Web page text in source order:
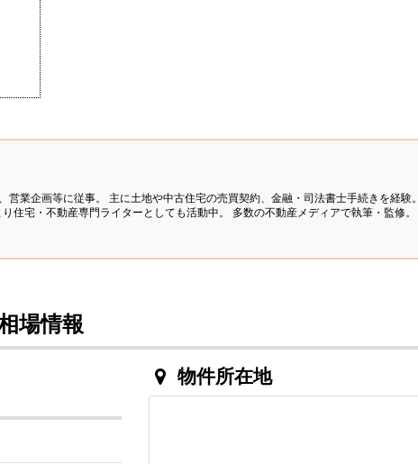
業企画等に従事。 主に土地や中古住宅の売買契約、金融・司法書士手続きを経験。
住宅・不動産専門ライターとしても活動中。 多数の不動産メディアで執筆・監修。
場情報
物件所在地